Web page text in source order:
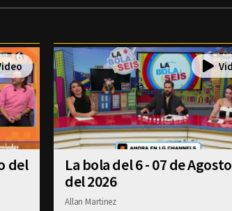
del
La bola del 6 - 07 de Agosto
del 2026
Allan Martinez